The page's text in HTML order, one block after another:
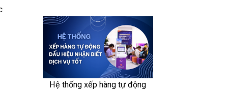
Hệ thống xếp hàng tự động